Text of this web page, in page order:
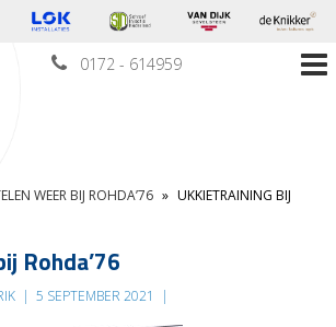
0172 - 614959
WEER BIJ ROHDA’76 » UKKIETRAINING BIJ
Rohda’76
| 5 SEPTEMBER 2021 |